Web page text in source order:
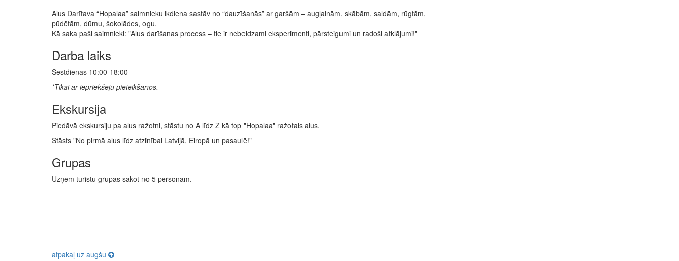
Alus Darītava “Hopalaa” saimnieku ikdiena sastāv no “dauzīšanās” ar garšām – augļainām, skābām, saldām, rūgtām,
pūdētām, dūmu, šokolādes, ogu.
Kā saka paši saimnieki: "Alus darīšanas process – tie ir nebeidzami eks­perimenti, pārsteigumi un radoši atklājumi!"
Darba laiks
Sestdienās 10:00-18:00
*Tikai ar iepriekšēju pieteikšanos.
Ekskursija
Piedāvā ekskursiju pa alus ražotni, stāstu no A līdz Z kā top "Hopalaa" ražotais alus.
Stāsts "No pirmā alus līdz atzinībai Latvijā, Eiropā un pasaulē!"
Grupas
Uzņem tūristu grupas sākot no 5 personām.
atpakaļ uz augšu